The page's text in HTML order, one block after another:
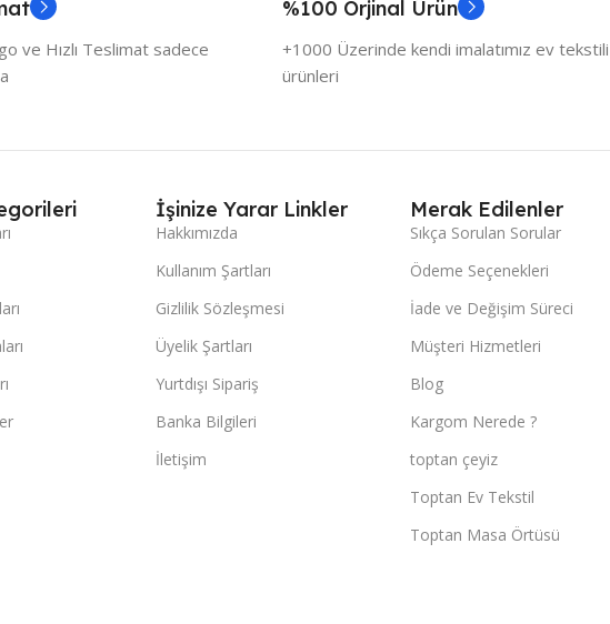
ve Hızlı Teslimat sadece
%100 Orjinal Ürün
+1000 Üzerinde kendi imalatımız ev tekstili
ürünleri
İşinize Yarar Linkler
Hakkımızda
Kullanım Şartları
Gizlilik Sözleşmesi
Üyelik Şartları
Yurtdışı Sipariş
Banka Bilgileri
İletişim
Merak Edilenler
Sıkça Sorulan Sorular
Ödeme Seçenekleri
İade ve Değişim Süreci
Müşteri Hizmetleri
Blog
Kargom Nerede ?
toptan çeyiz
Toptan Ev Tekstil
Toptan Masa Örtüsü